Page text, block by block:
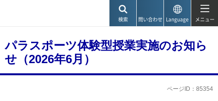
検索 問い合わせ Language メニュー
パラスポーツ体験型授業実施のお知ら
せ（2026年6月）
ページID：85354